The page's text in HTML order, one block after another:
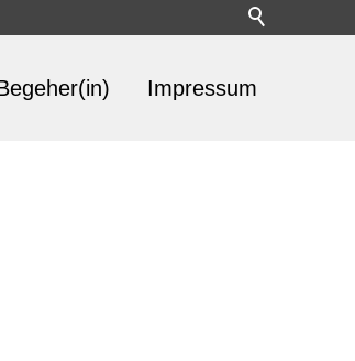
Impressum